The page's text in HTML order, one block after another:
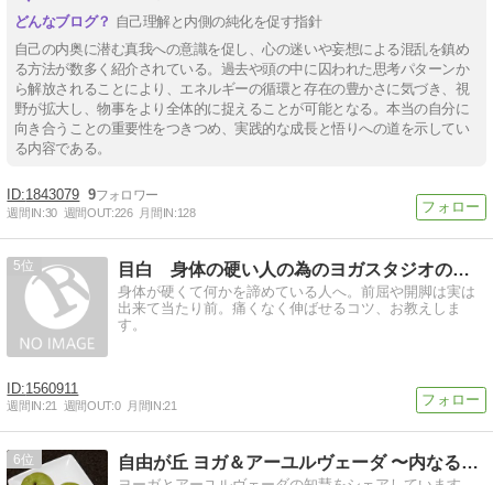
自己理解と内側の純化を促す指針
自己の内奥に潜む真我への意識を促し、心の迷いや妄想による混乱を鎮め
る方法が数多く紹介されている。過去や頭の中に囚われた思考パターンか
ら解放されることにより、エネルギーの循環と存在の豊かさに気づき、視
野が拡大し、物事をより全体的に捉えることが可能となる。本当の自分に
向き合うことの重要性をつきつめ、実践的な成長と悟りへの道を示してい
る内容である。
1843079 9
週間IN:30 週間OUT:226 月間IN:128
5 目白 身体の硬い人の為のヨガスタジオのブログ
身体が硬くて何かを諦めている人へ。前屈や開脚は実は
出来て当たり前。痛くなく伸ばせるコツ、お教えしま
す。
1560911
週間IN:21 週間OUT:0 月間IN:21
6 自由が丘 ヨガ＆アーユルヴェーダ 〜内なる光を感じる〜